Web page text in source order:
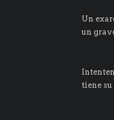
Un
un
tiene su